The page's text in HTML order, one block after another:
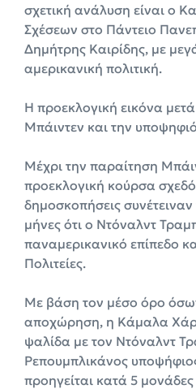
σχετική ανάλυση είναι ο
Σχέσεων στο Πάντειο
Δημήτρης Καιρίδης, με
αμερικανική πολιτική.
Η προεκλογική εικόνα
Μπάιντεν και την
Μέχρι την παραίτηση
προεκλογική κούρσα
δημοσκοπήσεις συνέτειναν
μήνες ότι ο Ντόναλντ
παναμερικανικό επίπεδο
Πολιτείες.
Με βάση τον μέσο όρο
αποχώρηση, η Κάμαλα
ψαλίδα με τον Ντόναλντ
Ρεπουμπλικάνος
προηγείται κατά 5